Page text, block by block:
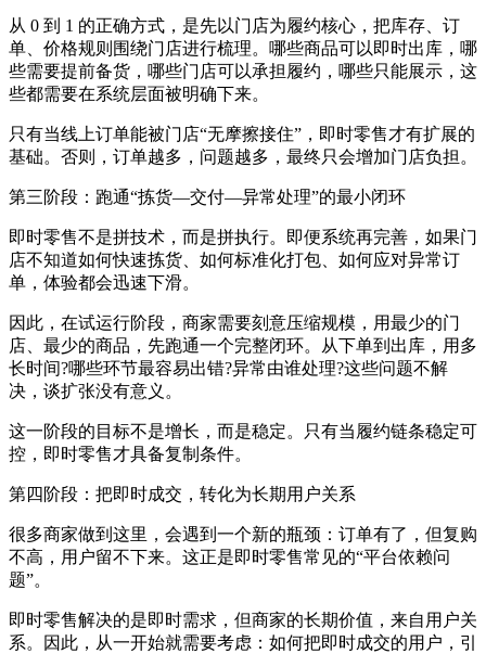
从 0 到 1 的正确方式，是先以门店为履约核心，把库存、订
单、价格规则围绕门店进行梳理。哪些商品可以即时出库，哪
些需要提前备货，哪些门店可以承担履约，哪些只能展示，这
些都需要在系统层面被明确下来。
只有当线上订单能被门店“无摩擦接住”，即时零售才有扩展的
基础。否则，订单越多，问题越多，最终只会增加门店负担。
第三阶段：跑通“拣货—交付—异常处理”的最小闭环
即时零售不是拼技术，而是拼执行。即便系统再完善，如果门
店不知道如何快速拣货、如何标准化打包、如何应对异常订
单，体验都会迅速下滑。
因此，在试运行阶段，商家需要刻意压缩规模，用最少的门
店、最少的商品，先跑通一个完整闭环。从下单到出库，用多
长时间?哪些环节最容易出错?异常由谁处理?这些问题不解
决，谈扩张没有意义。
这一阶段的目标不是增长，而是稳定。只有当履约链条稳定可
控，即时零售才具备复制条件。
第四阶段：把即时成交，转化为长期用户关系
很多商家做到这里，会遇到一个新的瓶颈：订单有了，但复购
不高，用户留不下来。这正是即时零售常见的“平台依赖问
题”。
即时零售解决的是即时需求，但商家的长期价值，来自用户关
系。因此，从一开始就需要考虑：如何把即时成交的用户，引